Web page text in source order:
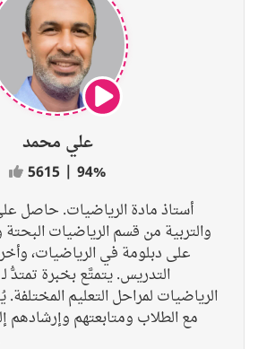
علي محمد
5615 | 94%
أستاذ مادة الرياضيات. حاصل
والتربية من قسم الرياضيات
على دبلومة في الرياضيات،
الرياضيات لمراحل التعليم المختلفة.
مع الطلاب ومتابعتهم وإرشادهم